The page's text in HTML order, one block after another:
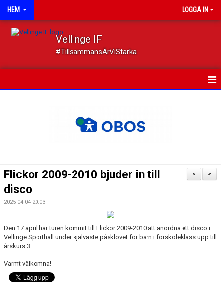
HEM LOGGA IN
Vellinge IF
#TillsammansÄrViStarka
TRYGGT IDROTTANDE
TJEJPROJEKTET
VELLINGE IF:S VÄNNER
>
<
Flickor 2009-2010 bjuder in till
disco
2025-04-04 20:03
Den 17 april har turen kommit till Flickor 2009-2010 att anordna ett disco i
Vellinge Sporthall under självaste påsklovet för barn i förskoleklass upp till
årskurs 3.
Varmt välkomna!